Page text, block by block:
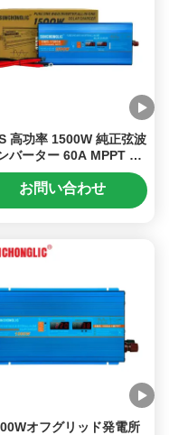
高功率 1500W 純正弦波
バーター 60A MPPT 太
池充電器と 220V AC出力
お問い合わせ
オフグリッド発電所